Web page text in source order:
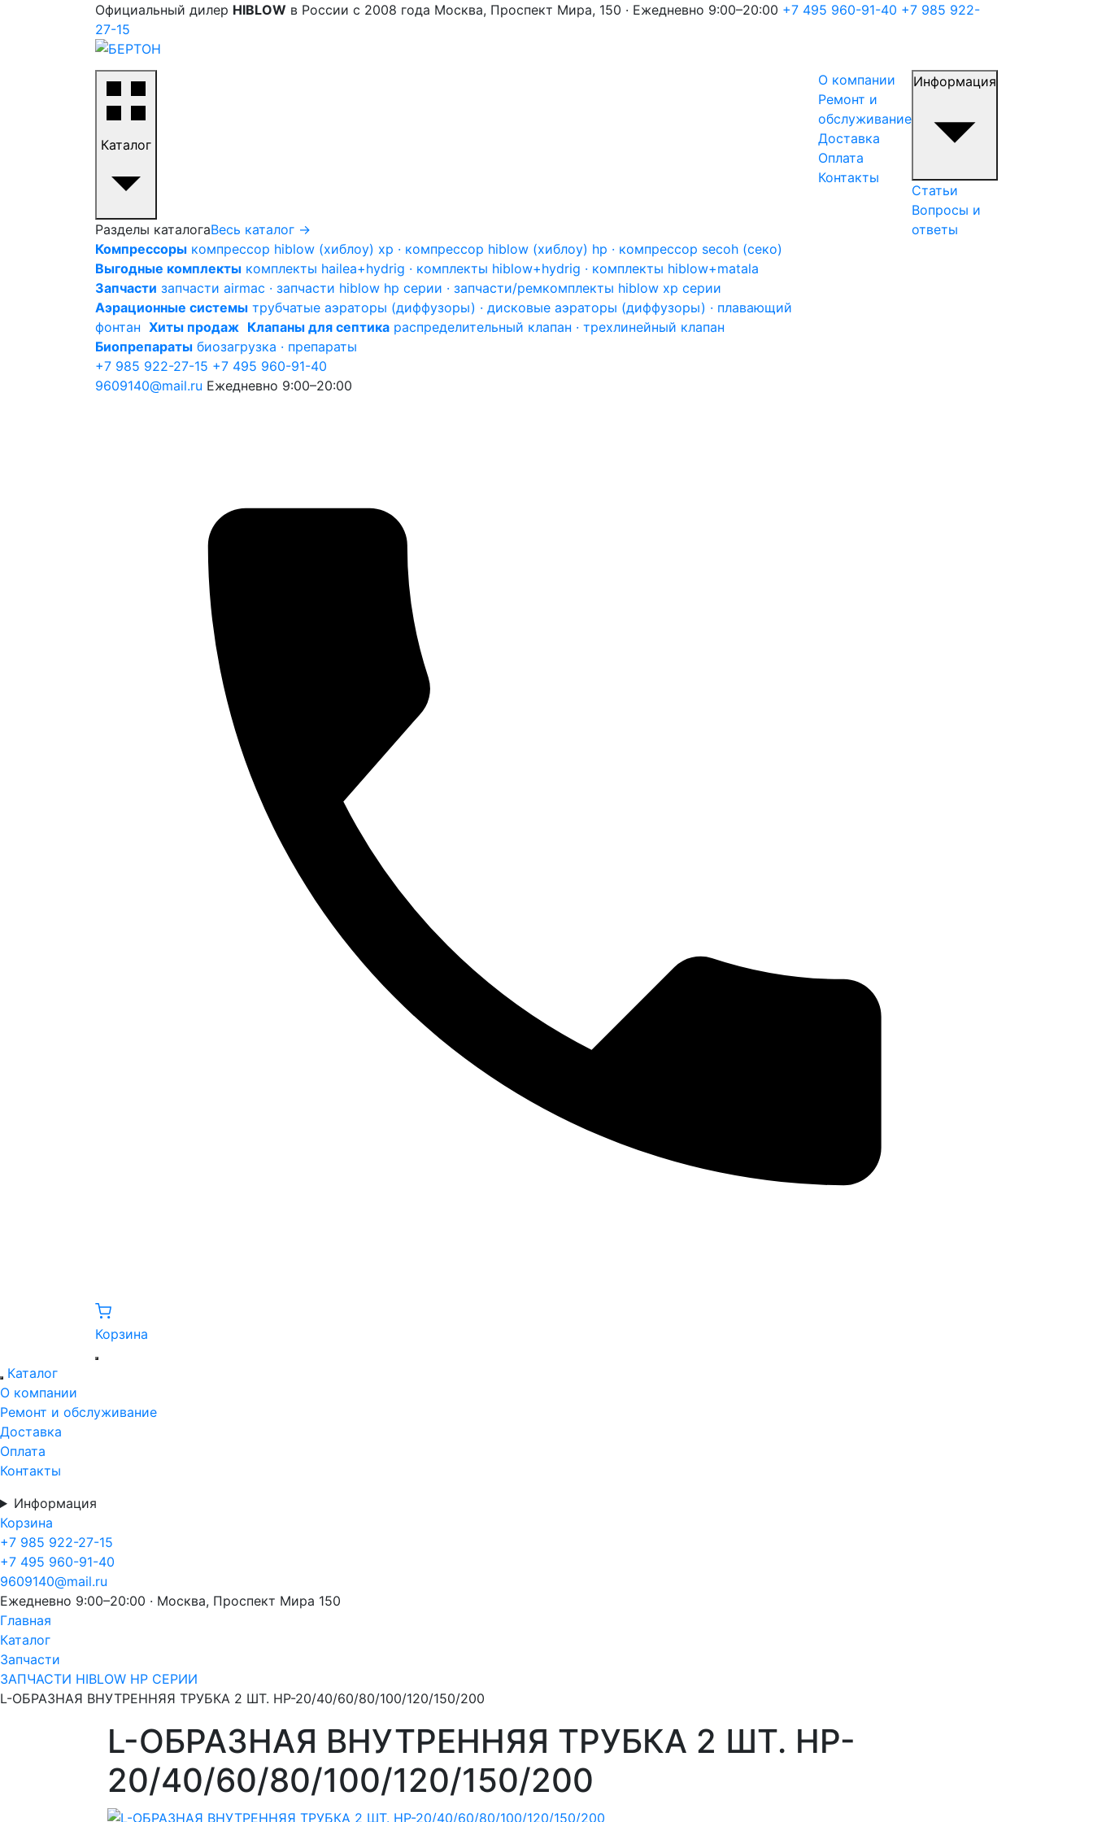
Официальный дилер HIBLOW в России с 2008 года Москва, Проспект Мира, 150 · Ежедневно 9:00–20:00 +7 495 960-91-40 +7 985 922-
27-15
Каталог
Разделы каталогаВесь каталог →
Компрессоры компрессор hiblow (хиблоу) xp · компрессор hiblow (хиблоу) hp · компрессор secoh (секо)
Выгодные комплекты комплекты hailea+hydrig · комплекты hiblow+hydrig · комплекты hiblow+matala
Запчасти запчасти airmac · запчасти hiblow hp серии · запчасти/ремкомплекты hiblow xp серии
Аэрационные системы трубчатые аэраторы (диффузоры) · дисковые аэраторы (диффузоры) · плавающий
фонтан Хиты продаж Клапаны для септика распределительный клапан · трехлинейный клапан
Биопрепараты биозагрузка · препараты
О компании
Ремонт и
обслуживание
Доставка
Оплата
Контакты
Информация
Статьи
Вопросы и
ответы
+7 985 922-27-15 +7 495 960-91-40
9609140@mail.ru Ежедневно 9:00–20:00
Корзина
Каталог
О компании
Ремонт и обслуживание
Доставка
Оплата
Контакты
Информация
Корзина
+7 985 922-27-15
+7 495 960-91-40
9609140@mail.ru
Ежедневно 9:00–20:00 · Москва, Проспект Мира 150
Главная
Каталог
Запчасти
ЗАПЧАСТИ HIBLOW HP СЕРИИ
L-ОБРАЗНАЯ ВНУТРЕННЯЯ ТРУБКА 2 ШТ. HP-20/40/60/80/100/120/150/200
L-ОБРАЗНАЯ ВНУТРЕННЯЯ ТРУБКА 2 ШТ. HP-
20/40/60/80/100/120/150/200